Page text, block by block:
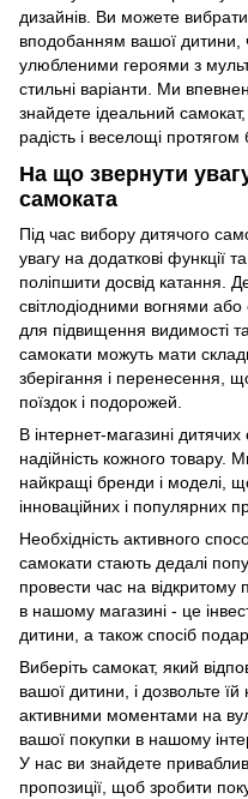
дизайнів. Ви можете
вподобанням вашої дитини,
улюбленими героями з
стильні варіанти. Ми
знайдете ідеальний
радість і веселощі протягом
На що звернути
самоката
Під час вибору дитячого
увагу на додаткові функції
поліпшити досвід катання.
світлодіодними вогнями
для підвищення видимості
самокати можуть мати
зберігання і перенесення,
поїздок і подорожей.
В інтернет-магазині дитячих
надійність кожного товару.
найкращі бренди і моделі,
інноваційних і популярних
Необхідність активного
самокати стають дедалі
провести час на відкритому
в нашому магазині - це
дитини, а також спосіб
Виберіть самокат, який
вашої дитини, і дозвольте
активними моментами на
вашої покупки в нашому
У нас ви знайдете
пропозиції, щоб зробити